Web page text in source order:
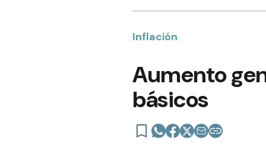
Inflación
Aumento
básicos